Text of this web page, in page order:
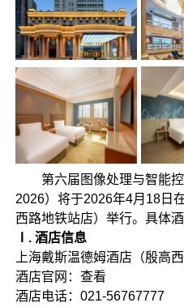
第六届图像处理与智能
2026）将于2026年4月18日
西路地铁站店）举行。具体
Ⅰ. 酒店信息
上海戴斯温德姆酒店（殷高
酒店官网：查看
酒店电话：021-56767777